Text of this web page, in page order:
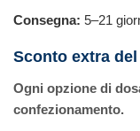
Consegna: 5–21
Sconto extra
Ogni opzione di
confezionamento.